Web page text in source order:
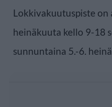
Lokkivakuutuspiste on
heinäkuuta kello 9-18
sunnuntaina 5.-6.